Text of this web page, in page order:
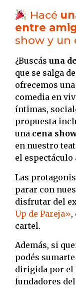
Hacé
entre
show y un
¿Buscás una
que se salga
ofrecemos
comedia en
íntimas,
propuesta
una cena
en nuestro
el espectáculo
Las
parar con
disfrutar del
Up de Pareja»,
cartel.
Además, si
podés sumarte
dirigida por el
fundadores